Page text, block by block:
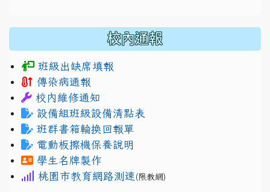
校內通報
班級出缺席填報
傳染病通報
校內維修通知
設備組班級設備清點表
班群書箱輪換回報單
電動板擦機保養說明
學生名牌製作
桃園市教育網路測速 (限教網)